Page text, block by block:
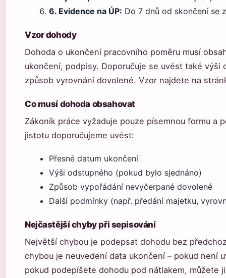
6. Evidence na ÚP: Do 7 dnů od skončení se
Vzor dohody
Dohoda o ukončení pracovního poměru musí
ukončení, podpisy. Doporučuje se uvést také výši
způsob vyrovnání dovolené. Vzor najdete na
Co musí dohoda obsahovat
Zákoník práce vyžaduje pouze písemnou formu a
jistotu doporučujeme uvést:
Přesné datum ukončení
Výši odstupného (pokud bylo sjednáno)
Způsob vypořádání nevyčerpané dovolené
Další podmínky (např. předání majetku,
Nejčastější chyby při sepisování
Největší chybou je podepsat dohodu bez
chybou je neuvedení data ukončení – pokud není
pokud podepíšete dohodu pod nátlakem, můžete